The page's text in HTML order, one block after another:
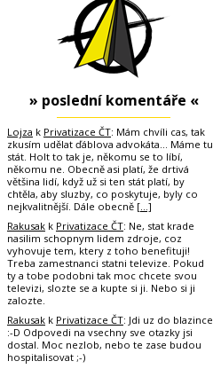
» poslední komentáře «
Lojza k Privatizace ČT: Mám chvíli cas, tak
zkusím udělat ďáblova advokáta... Máme tu
stát. Holt to tak je, někomu se to líbí,
někomu ne. Obecně asi platí, že drtivá
většina lidí, když už si ten stát platí, by
chtěla, aby sluzby, co poskytuje, byly co
nejkvalitnější. Dále obecně […]
Rakusak k Privatizace ČT: Ne, stat krade
nasilim schopnym lidem zdroje, coz
vyhovuje tem, ktery z toho benefituji!
Treba zamestnanci statni televize. Pokud
ty a tobe podobni tak moc chcete svou
televizi, slozte se a kupte si ji. Nebo si ji
zalozte.
Rakusak k Privatizace ČT: Jdi uz do blazince
:-D Odpovedi na vsechny sve otazky jsi
dostal. Moc nezlob, nebo te zase budou
hospitalisovat ;-)